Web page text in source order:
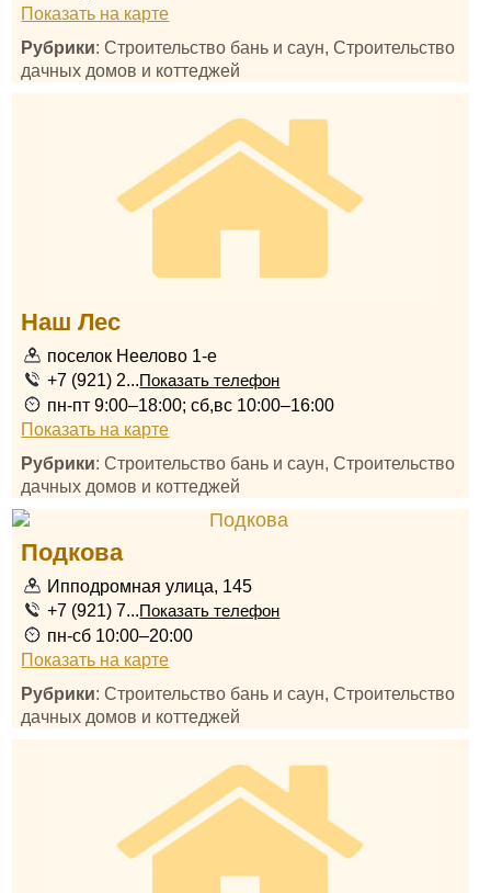
Показать на карте
Рубрики: Строительство бань и саун, Строительство
дачных домов и коттеджей
Наш Лес
поселок Неелово 1-е
+7 (921) 2...Показать телефон
пн-пт 9:00–18:00; сб,вс 10:00–16:00
Показать на карте
Рубрики: Строительство бань и саун, Строительство
дачных домов и коттеджей
Подкова
Ипподромная улица, 145
+7 (921) 7...Показать телефон
пн-сб 10:00–20:00
Показать на карте
Рубрики: Строительство бань и саун, Строительство
дачных домов и коттеджей